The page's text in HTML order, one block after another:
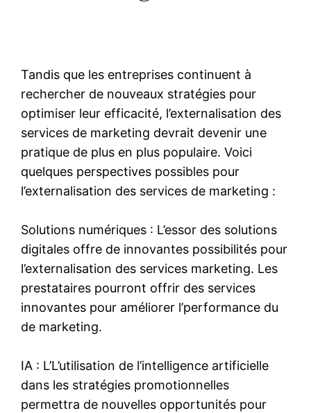
Tandis que les entreprises continuent à
rechercher de nouveaux stratégies pour
optimiser leur efficacité, l’externalisation des
services de marketing devrait devenir une
pratique de plus en plus populaire. Voici
quelques perspectives possibles pour
l’externalisation des services de marketing :
Solutions numériques : L’essor des solutions
digitales offre de innovantes possibilités pour
l’externalisation des services marketing. Les
prestataires pourront offrir des services
innovantes pour améliorer l’performance du
de marketing.
IA : L’L’utilisation de l’intelligence artificielle
dans les stratégies promotionnelles
permettra de nouvelles opportunités pour